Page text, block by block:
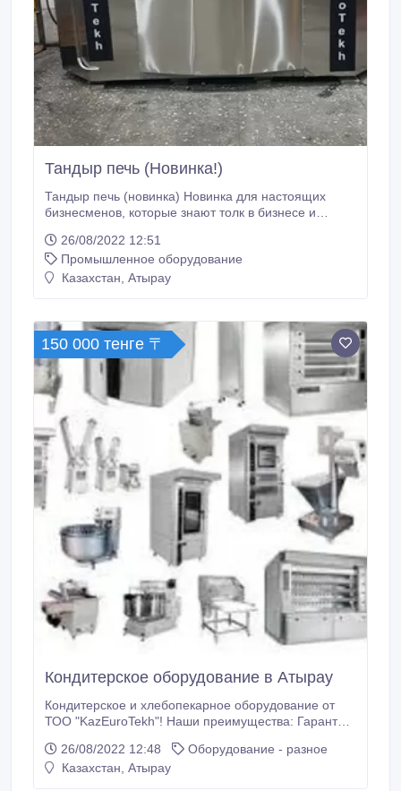
Тандыр печь (Новинка!)
Тандыр печь (новинка) Новинка для настоящих
бизнесменов, которые знают толк в бизнесе и
течении 2х месяцев!!! "KazEuroTech", представляет
вашему вниманию новые универсальные печи
которые работают на газу, экономичные, они
26/08/2022 12:51
Промышленное оборудование
Казахстан, Атырау
150 000 тенге 〒
Кондитерское оборудование в Атырау
Кондитерское и хлебопекарное оборудование от
ТОО "KazEuroTekh"! Наши преимущества: Гарантия
обслуживание. Монтаж. Экономичные. Простые в
управлении. Качественные. Бесплатная доставка в
26/08/2022 12:48
Оборудование - разное
Казахстан, Атырау